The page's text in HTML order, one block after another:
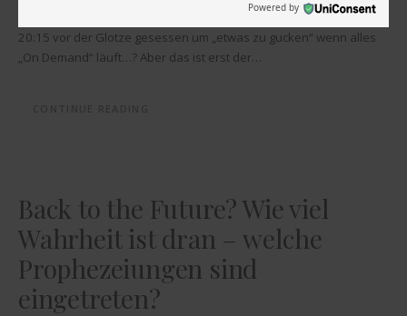
„PrimeTime“ komplett verdrängen – warum hat man damals um
20:15 vor der Glotze gesessen um „etwas zu gucken“ wenn alles
„On Demand“ läuft…? Aber das ist erst der…
Back to the Future? Wie viel
Wahrheit ist dran – welche
Prophezeiungen sind
eingetreten?
Powered by